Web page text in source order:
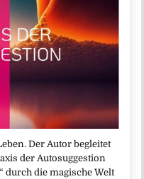
Der Autor begleitet
der Autosuggestion
durch die magische Welt